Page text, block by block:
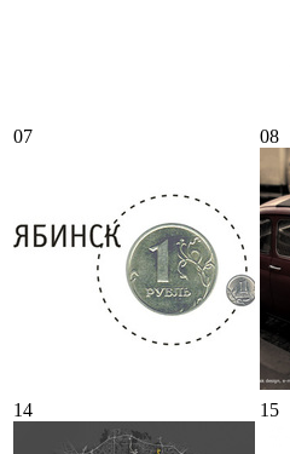
07 08
14 15